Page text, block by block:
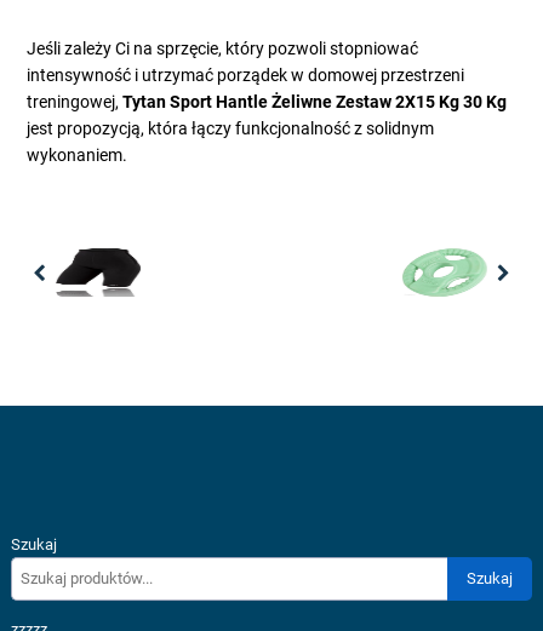
Jeśli zależy Ci na sprzęcie, który pozwoli stopniować
intensywność i utrzymać porządek w domowej przestrzeni
treningowej,Tytan Sport Hantle Żeliwne Zestaw 2X15 Kg 30 Kg
jest propozycją, która łączy funkcjonalność z solidnym
wykonaniem.
Szukaj
Szukaj